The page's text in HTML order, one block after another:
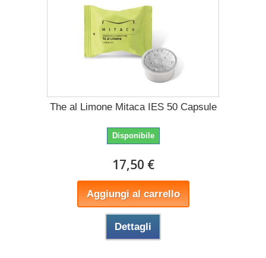
The al Limone Mitaca IES 50 Capsule
Disponibile
17,50 €
Aggiungi al carrello
Dettagli